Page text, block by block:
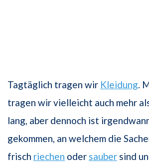
Tagtäglich tragen wir Kleidung.
tragen wir vielleicht auch mehr
lang, aber dennoch ist
gekommen, an welchem die
frisch riechen oder sauber sind